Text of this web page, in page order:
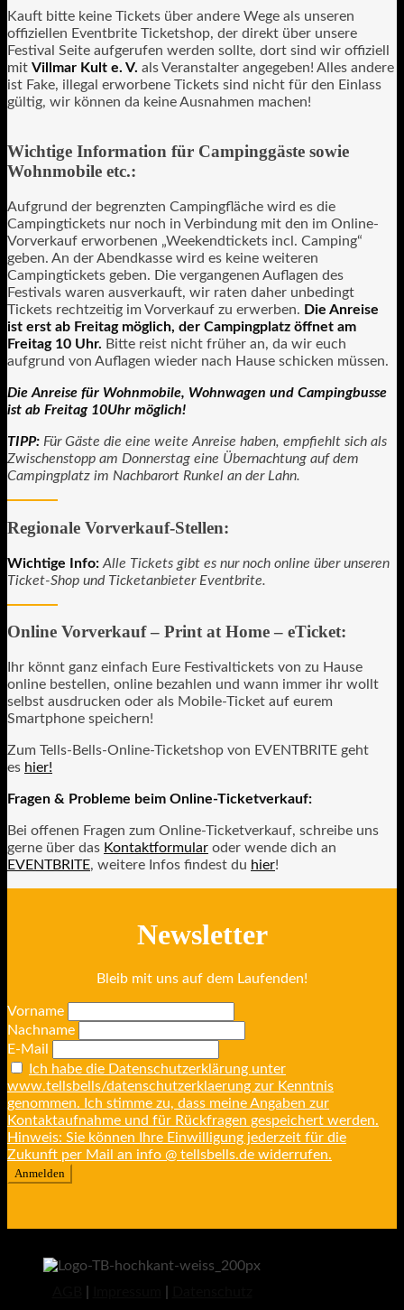
Kauft bitte keine Tickets über andere Wege als unseren
offiziellen Eventbrite Ticketshop, der direkt über unsere
Festival Seite aufgerufen werden sollte, dort sind wir offiziell
mit Villmar Kult e. V. als Veranstalter angegeben! Alles andere
ist Fake, illegal erworbene Tickets sind nicht für den Einlass
gültig, wir können da keine Ausnahmen machen!
Wichtige Information für Campinggäste sowie
Wohnmobile etc.:
Aufgrund der begrenzten Campingfläche wird es die
Campingtickets nur noch in Verbindung mit den im Online-
Vorverkauf erworbenen „Weekendtickets incl. Camping“
geben. An der Abendkasse wird es keine weiteren
Campingtickets geben. Die vergangenen Auflagen des
Festivals waren ausverkauft, wir raten daher unbedingt
Tickets rechtzeitig im Vorverkauf zu erwerben. Die Anreise
ist erst ab Freitag möglich, der Campingplatz öffnet am
Freitag 10 Uhr. Bitte reist nicht früher an, da wir euch
aufgrund von Auflagen wieder nach Hause schicken müssen.
Die Anreise für Wohnmobile, Wohnwagen und Campingbusse
ist ab Freitag 10Uhr möglich!
TIPP: Für Gäste die eine weite Anreise haben, empfiehlt sich als
Zwischenstopp am Donnerstag eine Übernachtung auf dem
Campingplatz im Nachbarort Runkel an der Lahn.
Regionale Vorverkauf-Stellen:
Wichtige Info: Alle Tickets gibt es nur noch online über unseren
Ticket-Shop und Ticketanbieter Eventbrite.
Online Vorverkauf – Print at Home – eTicket:
Ihr könnt ganz einfach Eure Festivaltickets von zu Hause
online bestellen, online bezahlen und wann immer ihr wollt
selbst ausdrucken oder als Mobile-Ticket auf eurem
Smartphone speichern!
Zum Tells-Bells-Online-Ticketshop von EVENTBRITE geht
es hier!
Fragen & Probleme beim Online-Ticketverkauf:
Bei offenen Fragen zum Online-Ticketverkauf, schreibe uns
gerne über das Kontaktformular oder wende dich an
EVENTBRITE, weitere Infos findest du hier!
Newsletter
Bleib mit uns auf dem Laufenden!
Vorname
Nachname
E-Mail
Ich habe die Datenschutzerklärung unter
www.tellsbells/datenschutzerklaerung zur Kenntnis
genommen. Ich stimme zu, dass meine Angaben zur
Kontaktaufnahme und für Rückfragen gespeichert werden.
Hinweis: Sie können Ihre Einwilligung jederzeit für die
Zukunft per Mail an info @ tellsbells.de widerrufen.